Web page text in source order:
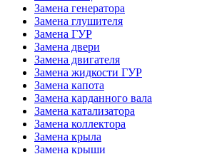
Замена генератора
Замена глушителя
Замена ГУР
Замена двери
Замена двигателя
Замена жидкости ГУР
Замена капота
Замена карданного вала
Замена катализатора
Замена коллектора
Замена крыла
Замена крыши